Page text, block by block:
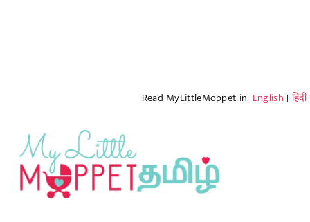
Read MyLittleMoppet in: English |हिंदी